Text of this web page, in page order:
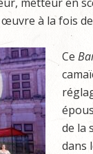
à la fois
Ce
de la
dans